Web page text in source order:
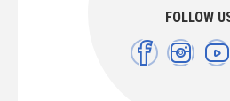
FOLLOW